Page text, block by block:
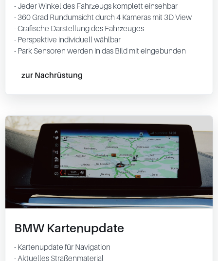
- Jeder Winkel des Fahrzeugs komplett einsehbar
- 360 Grad Rundumsicht durch 4 Kameras mit 3D View
- Grafische Darstellung des Fahrzeuges
- Perspektive individuell wählbar
- Park Sensoren werden in das Bild mit eingebunden
zur Nachrüstung
BMW Kartenupdate
- Kartenupdate für Navigation
- Aktuelles Straßenmaterial